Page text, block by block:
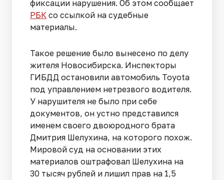
фиксации нарушения. Об этом сообщает
РБК со ссылкой на судебные
материалы.
Такое решение было вынесено по делу
жителя Новосибирска. Инспекторы
ГИБДД остановили автомобиль Toyota
под управлением нетрезвого водителя.
У нарушителя не было при себе
документов, он устно представился
именем своего двоюродного брата
Дмитрия Шелухина, на которого похож.
Мировой суд на основании этих
материалов оштрафовал Шелухина на
30 тысяч рублей и лишил прав на 1,5